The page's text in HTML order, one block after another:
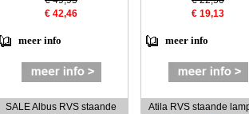
€ 42,46
meer info
€ 19,13
meer info
SALE Albus RVS staande
Atila RVS staande